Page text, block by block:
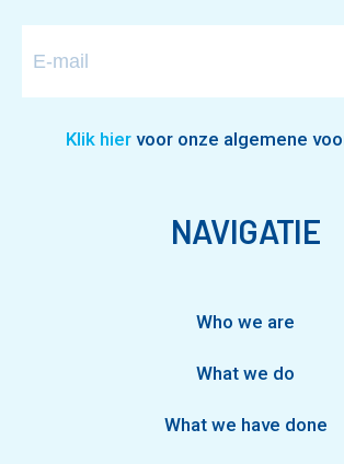
NAVIGATIE
Who we are
What we do
What we have done
Klik hiervoor onze algemene